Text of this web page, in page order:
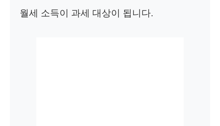
월세 소득이 과세 대상이 됩니다.